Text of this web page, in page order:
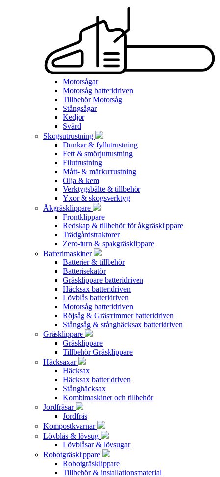
Motorsågar
Motorsåg batteridriven
Tillbehör Motorsåg
Stångsågar
Kedjor
Svärd
Skogsutrustning
Dunkar & fyllutrustning
Fett & smörjutrustning
Filutrustning
Mått- & märkutrustning
Olja & kem
Verktygsbälte & tillbehör
Yxor & skogsverktyg
Åkgräsklippare
Frontklippare
Redskap & tillbehör för åkgräsklippare
Trädgårdstraktorer
Zero-turn & spakgräsklippare
Batterimaskiner
Batterier & tillbehör
Batterisekatör
Gräsklippare batteridriven
Häcksax batteridriven
Lövblås batteridriven
Motorsåg batteridriven
Röjsåg & Grästrimmer batteridriven
Stångsåg & stånghäcksax batteridriven
Gräsklippare
Gräsklippare
Tillbehör Gräsklippare
Häcksaxar
Häcksax
Häcksax batteridriven
Stånghäcksax
Kombimaskiner och tillbehör
Jordfräsar
Jordfräs
Kompostkvarnar
Lövblås & lövsug
Lövblåsar & lövsugar
Robotgräsklippare
Robotgräsklippare
Tillbehör & installationsmaterial